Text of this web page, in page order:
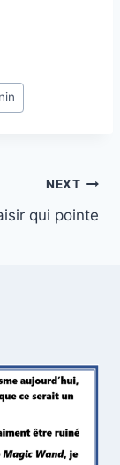
NEXT
qui pointe